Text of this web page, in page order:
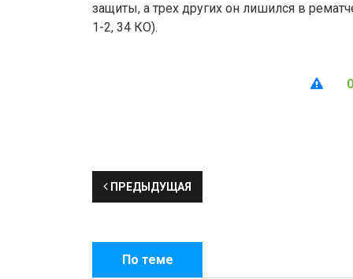
защиты, а трех других он лишился в
1-2, 34 КО).
0
ПРЕДЫДУЩАЯ
По теме